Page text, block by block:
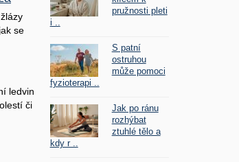
se
ledvin
či
pružnosti pleti
i ..
S patní
ostruhou
může pomoci
fyzioterapi ..
Jak po ránu
rozhýbat
ztuhlé tělo a
kdy r ..